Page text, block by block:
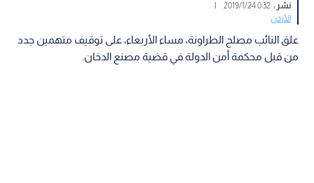
نشر :0:32 2019/1/24
|
الأردن
علق النائب مصلح الطراونة، مساء الأربعاء، على توقيف متهمين جدد
من قبل محكمة أمن الدولة في قضية مصنع الدخان.